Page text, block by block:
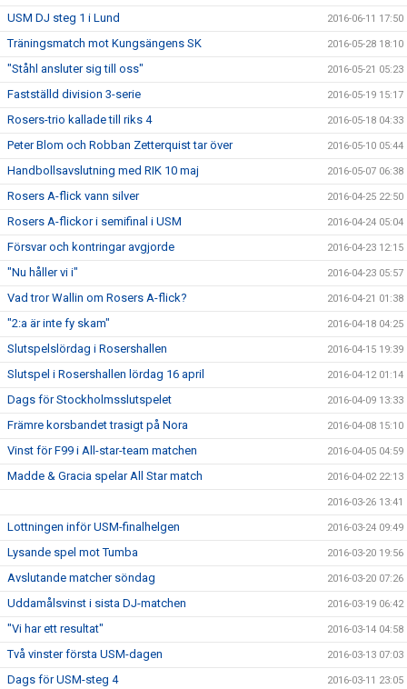
USM DJ steg 1 i Lund 2016-06-11 17:50
Träningsmatch mot Kungsängens SK 2016-05-28 18:10
"Ståhl ansluter sig till oss" 2016-05-21 05:23
Fastställd division 3-serie 2016-05-19 15:17
Rosers-trio kallade till riks 4 2016-05-18 04:33
Peter Blom och Robban Zetterquist tar över 2016-05-10 05:44
Handbollsavslutning med RIK 10 maj 2016-05-07 06:38
Rosers A-flick vann silver 2016-04-25 22:50
Rosers A-flickor i semifinal i USM 2016-04-24 05:04
Försvar och kontringar avgjorde 2016-04-23 12:15
"Nu håller vi i" 2016-04-23 05:57
Vad tror Wallin om Rosers A-flick? 2016-04-21 01:38
"2:a är inte fy skam" 2016-04-18 04:25
Slutspelslördag i Rosershallen 2016-04-15 19:39
Slutspel i Rosershallen lördag 16 april 2016-04-12 01:14
Dags för Stockholmsslutspelet 2016-04-09 13:33
Främre korsbandet trasigt på Nora 2016-04-08 15:10
Vinst för F99 i All-star-team matchen 2016-04-05 04:59
Madde & Gracia spelar All Star match 2016-04-02 22:13
2016-03-26 13:41
Lottningen inför USM-finalhelgen 2016-03-24 09:49
Lysande spel mot Tumba 2016-03-20 19:56
Avslutande matcher söndag 2016-03-20 07:26
Uddamålsvinst i sista DJ-matchen 2016-03-19 06:42
"Vi har ett resultat" 2016-03-14 04:58
Två vinster första USM-dagen 2016-03-13 07:03
Dags för USM-steg 4 2016-03-11 23:05